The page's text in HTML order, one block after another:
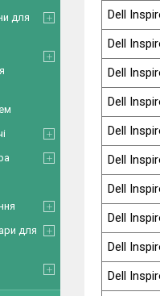
Dell
Dell
Dell
Dell
Dell
Dell
Dell
Dell
Dell
Dell
для
для